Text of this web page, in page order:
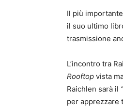
Il più
il suo ultimo
trasmissione
L’incontro tra
Rooftop vista
Raichlen sarà il
per apprezzare